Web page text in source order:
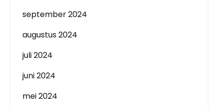
september 2024
augustus 2024
juli 2024
juni 2024
mei 2024